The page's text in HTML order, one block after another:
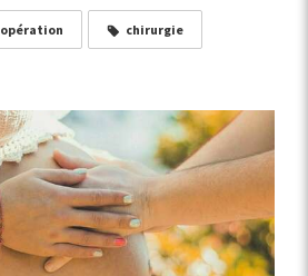
opération chirurgie